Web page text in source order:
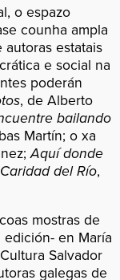
o espazo
counha ampla
estatais
e social na
poderán
, de Alberto
bailando
Martín; o xa
Aquí donde
Caridad del Río,
mostras de
en María
Salvador
galegas de